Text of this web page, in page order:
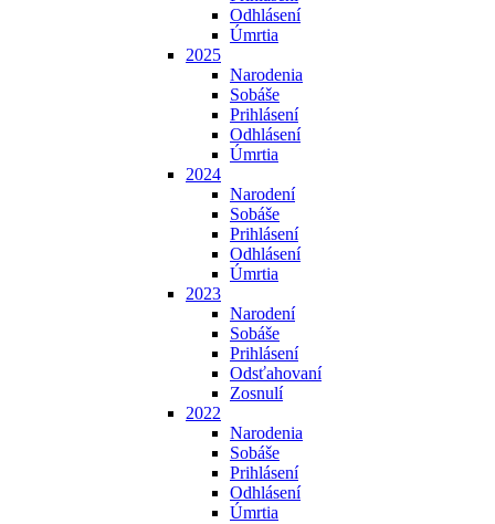
Odhlásení
Úmrtia
2025
Narodenia
Sobáše
Prihlásení
Odhlásení
Úmrtia
2024
Narodení
Sobáše
Prihlásení
Odhlásení
Úmrtia
2023
Narodení
Sobáše
Prihlásení
Odsťahovaní
Zosnulí
2022
Narodenia
Sobáše
Prihlásení
Odhlásení
Úmrtia